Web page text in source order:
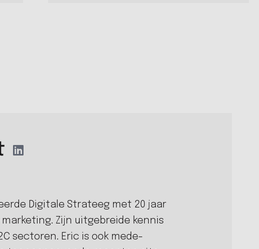
Digitale Strateeg met 20 jaar
Zijn uitgebreide kennis
sectoren. Eric is ook mede-